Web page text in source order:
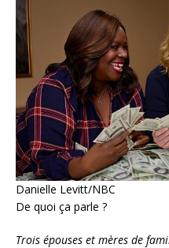
Danielle Levitt/NBC
De quoi ça parle ?
Trois épouses et mères de